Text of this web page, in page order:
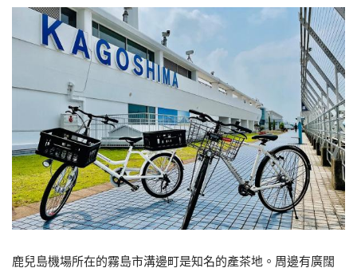
鹿兒島機場所在的霧島市溝邊町是知名的產茶地。周邊有廣闊